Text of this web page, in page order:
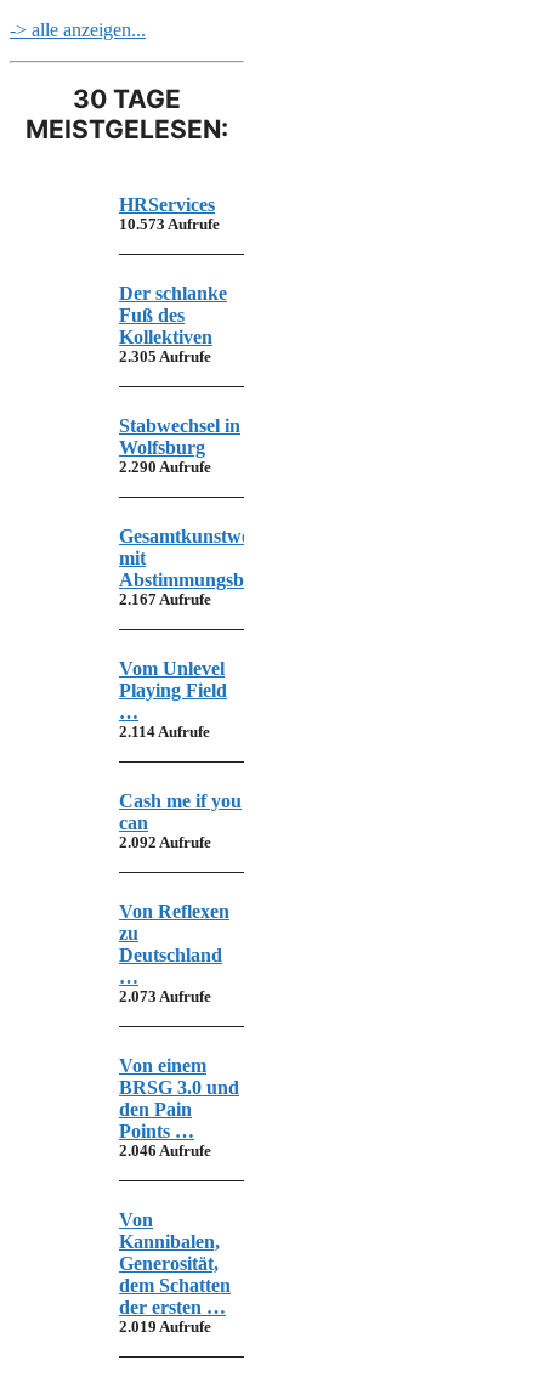
-> alle anzeigen...
30 TAGE
MEISTGELESEN:
HRServices
10.573 Aufrufe
Der schlanke
Fuß des
Kollektiven
2.305 Aufrufe
Stabwechsel in
Wolfsburg
2.290 Aufrufe
Gesamtkunstwerk
mit
Abstimmungsbedarf
2.167 Aufrufe
Vom Unlevel
Playing Field
…
2.114 Aufrufe
Cash me if you
can
2.092 Aufrufe
Von Reflexen
zu
Deutschland
…
2.073 Aufrufe
Von einem
BRSG 3.0 und
den Pain
Points …
2.046 Aufrufe
Von
Kannibalen,
Generosität,
dem Schatten
der ersten …
2.019 Aufrufe